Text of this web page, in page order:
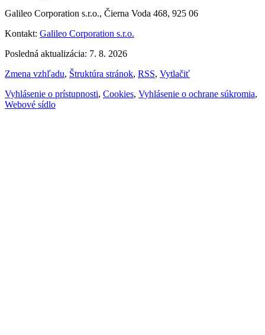
Galileo Corporation s.r.o., Čierna Voda 468, 925 06
Kontakt: Galileo Corporation s.r.o.
Posledná aktualizácia: 7. 8. 2026
Zmena vzhľadu, Štruktúra stránok, RSS, Vytlačiť
Vyhlásenie o prístupnosti, Cookies, Vyhlásenie o ochrane súkromia,
Webové sídlo